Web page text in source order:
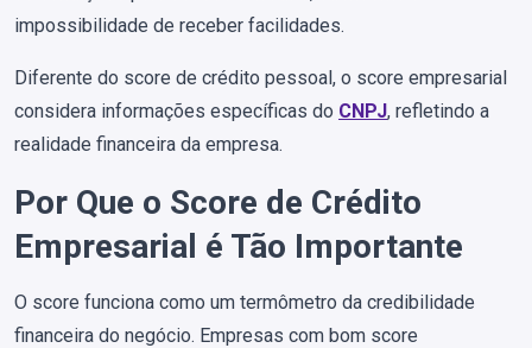
impossibilidade de receber facilidades.
Diferente do score de crédito pessoal, o score empresarial
considera informações específicas do CNPJ, refletindo a
realidade financeira da empresa.
Por Que o Score de Crédito
Empresarial é Tão Importante
O score funciona como um termômetro da credibilidade
financeira do negócio. Empresas com bom score